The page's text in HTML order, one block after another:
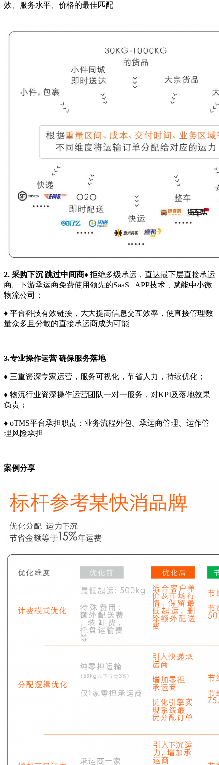
效、服务水平、价格的最佳匹配
2. 采购下沉 跳过中间商♦ 拒绝多级承运，直达最下层直接承运
商。下游承运商免费使用领先的SaaS+ APP技术，赋能中小微
物流公司；
♦ 平台科技有效链接，大大提高信息交互效率，使直接管理数
量众多且分散的直接承运商成为可能
3.专业操作运营 确保服务落地
♦ 三重资深专家运营，服务可视化，节省人力，持续优化；
♦ 物流行业资深操作运营团队一对一服务，对KPI及落地效果
负责；
♦ oTMS平台承担职责：业务流程外包、承运商管理、运作管
理风险承担
案例分享